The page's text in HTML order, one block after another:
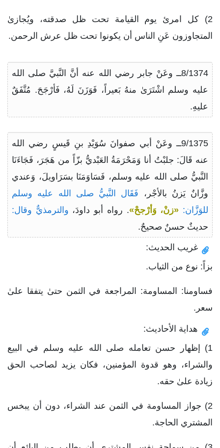
2) كل امرئ يوم القيامة تحت ظل صدقته، ويُجازىٰ
المتجاوزون عَنِ الناس أن يكونوا تحت ظل عرش الرحمن.
8/1374ــ وعَنْ جابر رضي الله عنه أنَّ النَّبيَّ صلى الله
عليه وسلم اشْتَرَىٰ منهُ بَعيراً، فَوَزَنَ لَهُ، فَأرْجَحَ. مُتَّفَقٌ
عليهِ.
9/1375ــ وعَنْ أبي صفوانَ سُوَيْدِ بنِ قَيسٍ رضي الله
عنه قَالَ: جلبْتُ أنا وَمَحْرَمَةُ العَبْديُّ بزّاً من هَجَرَ، فَجَاءَنَا
النَّبيُّ صلى الله عليه وسلم، فَسَاوَمَنَا بسَرَاويلَ، وَعندي
وزَّانٌ يَزنُ بالأجْر،
فَقَال النَّبيُّ صلى الله عليه وسلم
للوَزَّان: «زنْ، وَأرْجحْ». رواه أبو داودَ، والترمذيٌّ وقال:
حديثٌ حسنٌ صحيحٌ.
غريب الحديث:
بزاً: نوع من الثياب.
فساومنا: المساومة: المراجعة في الثمن حتىٰ يتفقا علىٰ
سعر.
هداية الأحاديث:
1) إظهار حسن تعامله صلى الله عليه وسلم في البيع
والشراء، وهو قدوة المؤمنين، فكان يزيد لصاحب الحق
زيادة علىٰ حقه.
2) جواز المساومة في الثمن عند الشراء، دون أن يبخس
المشتري الحاجة.